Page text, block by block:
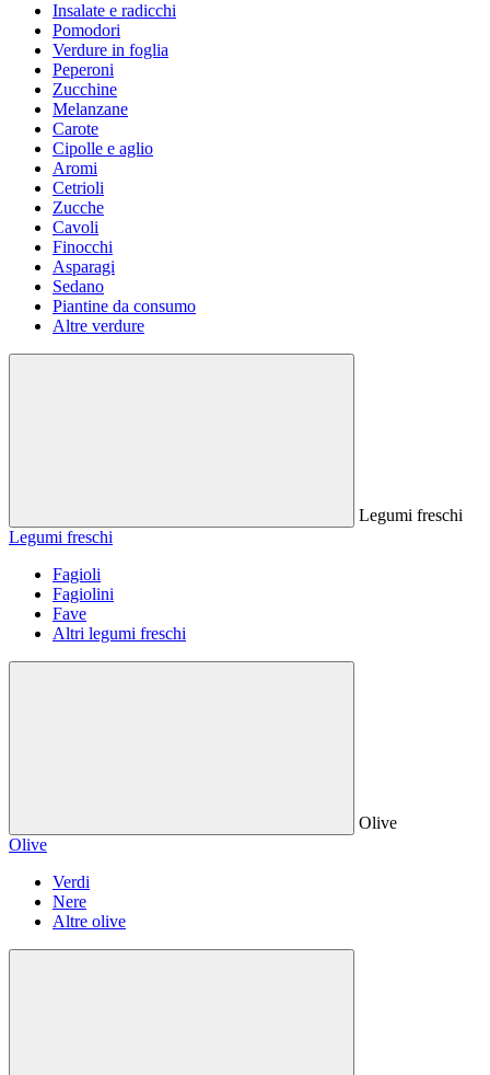
Insalate e radicchi
Pomodori
Verdure in foglia
Peperoni
Zucchine
Melanzane
Carote
Cipolle e aglio
Aromi
Cetrioli
Zucche
Cavoli
Finocchi
Asparagi
Sedano
Piantine da consumo
Altre verdure
Legumi freschi
Legumi freschi
Fagioli
Fagiolini
Fave
Altri legumi freschi
Olive
Olive
Verdi
Nere
Altre olive